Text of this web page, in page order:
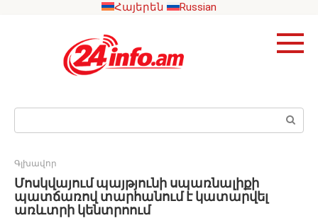
Հայերեն Russian
Search:
Գլխավոր
Մոսկվայում պայթյունի սպառնալիքի
պատճառով տարհանում է կատարվել
առևտրի կենտրոում